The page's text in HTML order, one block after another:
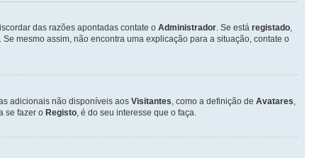
das razões apontadas contate o Administrador. Se está registado,
mesmo assim, não encontra uma explicação para a situação, contate o
adicionais não disponíveis aos Visitantes, como a definição de Avatares,
se fazer o Registo, é do seu interesse que o faça.